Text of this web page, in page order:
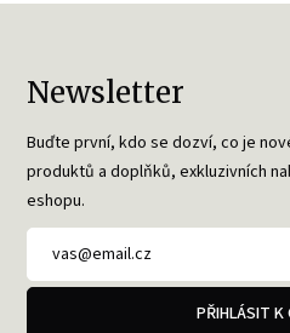
Newsletter
Buďte první, kdo se dozví, co je
produktů a doplňků, exkluzivních
eshopu.
PŘIHLÁSIT K